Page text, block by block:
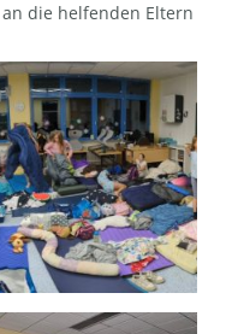
die helfenden Eltern